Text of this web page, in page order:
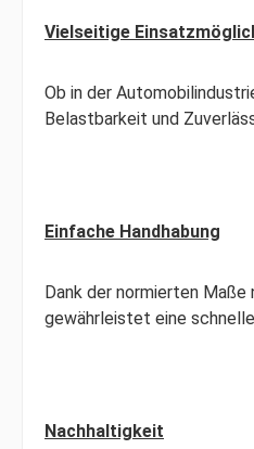
Vielseitige
Ob in der
Belastbarkeit und
Einfache Handhabung
Dank der normierten
gewährleistet eine
Nachhaltigkeit